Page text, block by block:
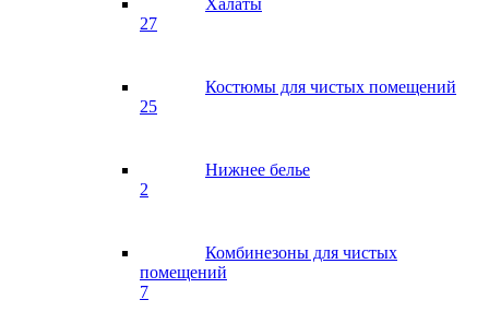
Халаты
27
Костюмы для чистых помещений
25
Нижнее белье
2
Комбинезоны для чистых
помещений
7